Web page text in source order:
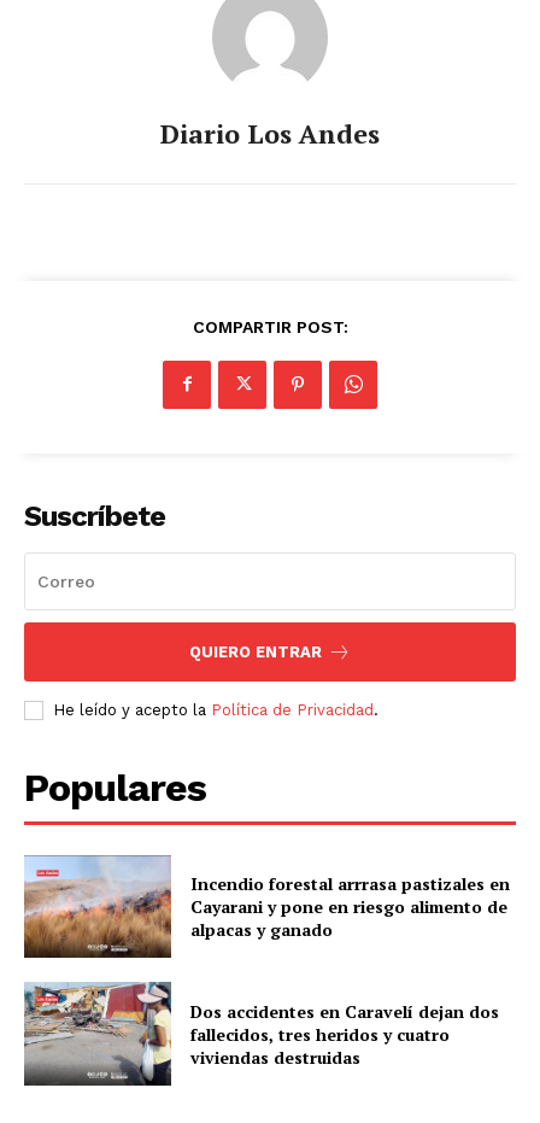
Diario Los Andes
COMPARTIR POST:
Suscríbete
QUIERO ENTRAR
He leído y acepto la Política de Privacidad.
Populares
Incendio forestal arrrasa pastizales en
Cayarani y pone en riesgo alimento de
alpacas y ganado
Dos accidentes en Caravelí dejan dos
fallecidos, tres heridos y cuatro
viviendas destruidas